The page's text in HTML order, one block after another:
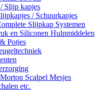
Slijp kapjes
/ Schuurkapjes
Slijpkap Systemen
en Siliconen Hulpmiddelen
Potjes
Scalpel Mesjes
etc.